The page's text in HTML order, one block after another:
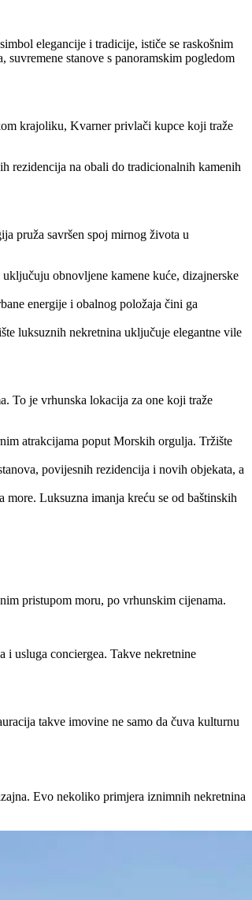
elegancije i tradicije, ističe se raskošnim
stanove s panoramskim pogledom
krajoliku, Kvarner privlači kupce koji traže
rezidencija na obali do tradicionalnih kamenih
pruža savršen spoj mirnog života u
obnovljene kamene kuće, dizajnerske
energije i obalnog položaja čini ga
luksuznih nekretnina uključuje elegantne vile
To je vrhunska lokacija za one koji traže
atrakcijama poput Morskih orgulja. Tržište
povijesnih rezidencija i novih objekata, a
Luksuzna imanja kreću se od baštinskih
pristupom moru, po vrhunskim cijenama.
i usluga conciergea. Takve nekretnine
takve imovine ne samo da čuva kulturnu
Evo nekoliko primjera iznimnih nekretnina